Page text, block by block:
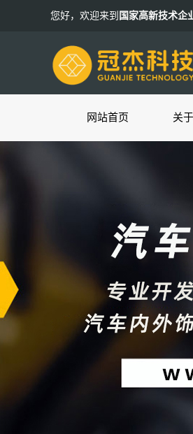
您好，欢迎来到 国家高新技术企
网站首页 关